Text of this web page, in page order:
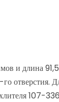
и длина
отверстия.
107-